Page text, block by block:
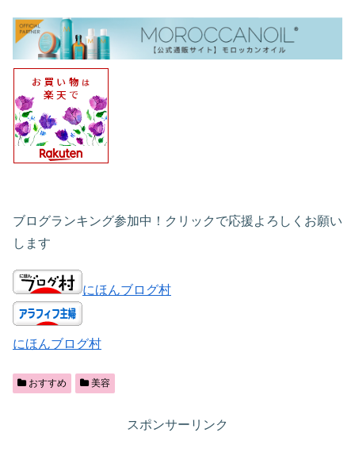
ブログランキング参加中！クリックで応援よろしくお願い
します
にほんブログ村
にほんブログ村
おすすめ 美容
スポンサーリンク